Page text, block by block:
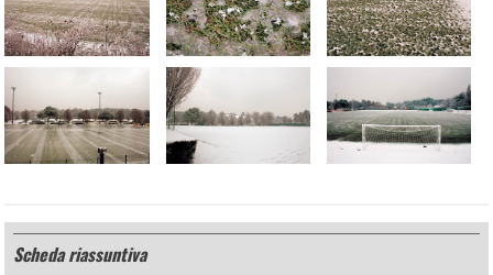
Scheda riassuntiva